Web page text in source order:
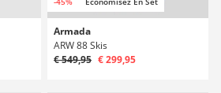
Armada
ARW 88 Skis
€ 549,95 € 299,95